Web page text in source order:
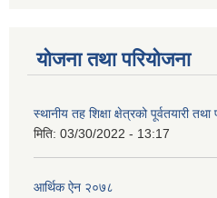
योजना तथा परियोजना
स्थानीय तह शिक्षा क्षेत्रको पूर्वतयारी
मिति: 03/30/2022 - 13:17
आर्थिक ऐन २०७८